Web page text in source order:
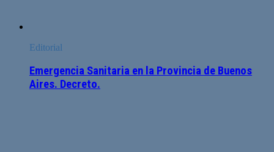
Editorial
Emergencia Sanitaria en la Provincia de Buenos
Aires. Decreto.